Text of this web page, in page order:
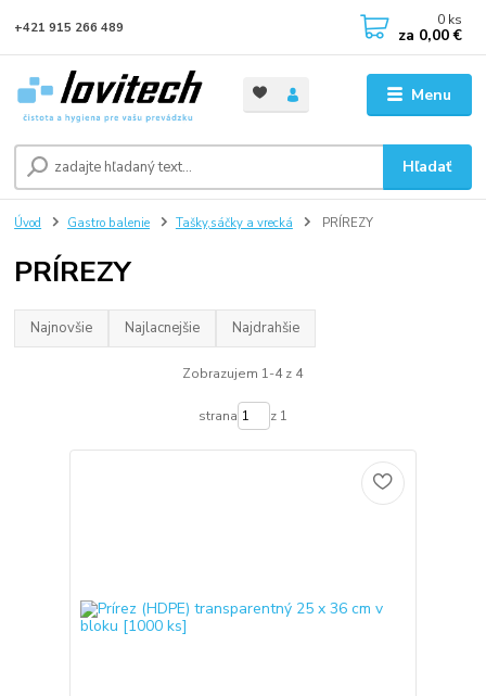
Menu
Hľadať
+421 915 266 489 0 ks
za 0,00 €
Úvod Gastro balenie Tašky,sáčky a vrecká PRÍREZY
PRÍREZY
Najnovšie Najlacnejšie Najdrahšie
Zobrazujem 1-4 z 4
strana z 1